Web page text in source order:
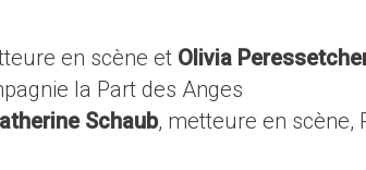
en scène et Olivia
la Part des Anges
Schaub, metteure en scène,